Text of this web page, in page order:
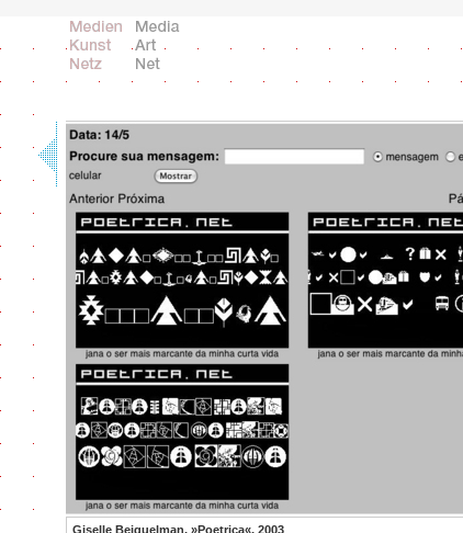
Giselle Beiguelman, »Poetrica«, 2003